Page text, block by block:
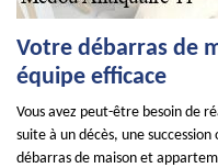
Votre débarras de
équipe efficace
Vous avez peut-être besoin de
suite à un décès, une
débarras de maison et